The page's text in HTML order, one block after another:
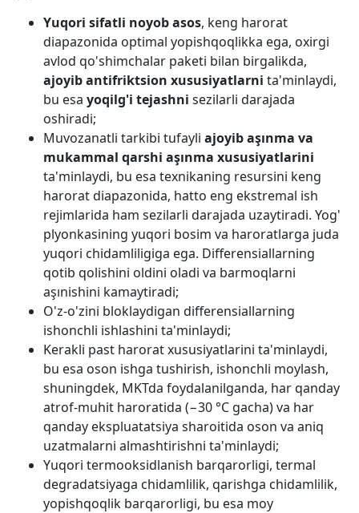
Yuqori sifatli noyob asos, keng harorat
diapazonida optimal yopishqoqlikka ega, oxirgi
avlod qo'shimchalar paketi bilan birgalikda,
ajoyib antifriktsion xususiyatlarni ta'minlaydi,
bu esa yoqilg'i tejashni sezilarli darajada
oshiradi;
Muvozanatli tarkibi tufayli ajoyib aşınma va
mukammal qarshi aşınma xususiyatlarini
ta'minlaydi, bu esa texnikaning resursini keng
harorat diapazonida, hatto eng ekstremal ish
rejimlarida ham sezilarli darajada uzaytiradi. Yog'
plyonkasining yuqori bosim va haroratlarga juda
yuqori chidamliligiga ega. Differensiallarning
qotib qolishini oldini oladi va barmoqlarni
aşınishini kamaytiradi;
O'z-o'zini bloklaydigan differensiallarning
ishonchli ishlashini ta'minlaydi;
Kerakli past harorat xususiyatlarini ta'minlaydi,
bu esa oson ishga tushirish, ishonchli moylash,
shuningdek, MKTda foydalanilganda, har qanday
atrof-muhit haroratida (−30 °C gacha) va har
qanday ekspluatatsiya sharoitida oson va aniq
uzatmalarni almashtirishni ta'minlaydi;
Yuqori termooksidlanish barqarorligi, termal
degradatsiyaga chidamlilik, qarishga chidamlilik,
yopishqoqlik barqarorligi, bu esa moy